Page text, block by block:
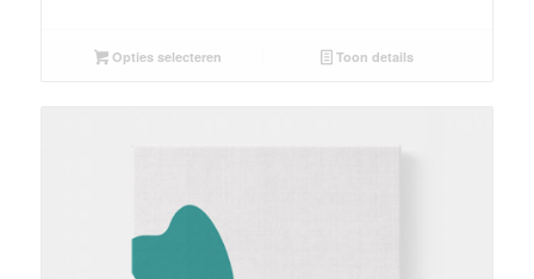
Opties selecteren Toon details